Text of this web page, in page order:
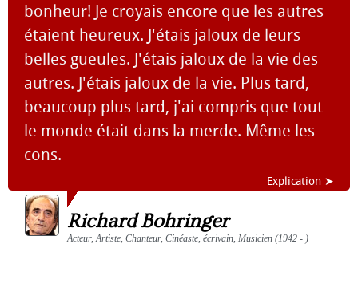
bonheur! Je croyais encore que les autres
étaient heureux. J'étais jaloux de leurs
belles gueules. J'étais jaloux de la vie des
autres. J'étais jaloux de la vie. Plus tard,
beaucoup plus tard, j'ai compris que tout
le monde était dans la merde. Même les
cons.
Explication ➤
Richard Bohringer
Acteur, Artiste, Chanteur, Cinéaste, écrivain, Musicien (1942 - )